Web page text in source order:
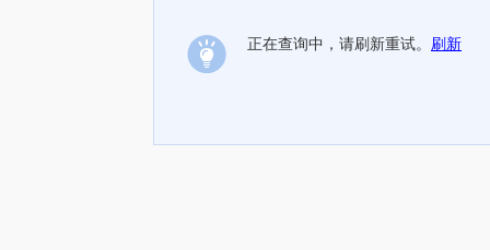
正在查询中，请刷新重试。 刷新